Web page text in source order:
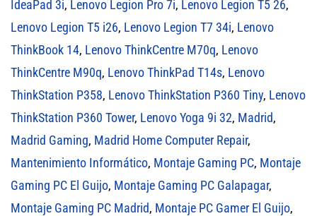
IdeaPad 3i, Lenovo Legion Pro 7i, Lenovo Legion T5 26,
Lenovo Legion T5 i26, Lenovo Legion T7 34i, Lenovo
ThinkBook 14, Lenovo ThinkCentre M70q, Lenovo
ThinkCentre M90q, Lenovo ThinkPad T14s, Lenovo
ThinkStation P358, Lenovo ThinkStation P360 Tiny, Lenovo
ThinkStation P360 Tower, Lenovo Yoga 9i 32, Madrid,
Madrid Gaming, Madrid Home Computer Repair,
Mantenimiento Informático, Montaje Gaming PC, Montaje
Gaming PC El Guijo, Montaje Gaming PC Galapagar,
Montaje Gaming PC Madrid, Montaje PC Gamer El Guijo,